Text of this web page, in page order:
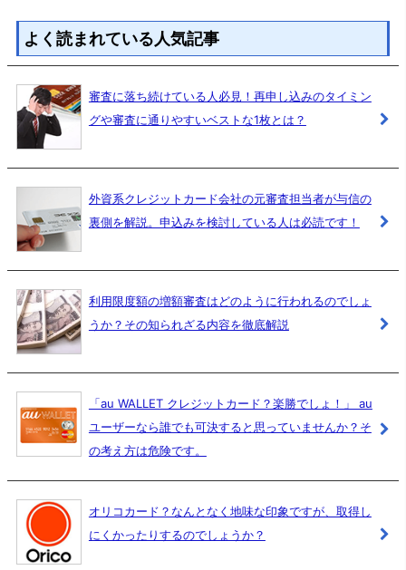
よく読まれている人気記事
審査に落ち続けている人必見！再申し込みのタイミン
グや審査に通りやすいベストな1枚とは？
外資系クレジットカード会社の元審査担当者が与信の
裏側を解説。申込みを検討している人は必読です！
利用限度額の増額審査はどのように行われるのでしょ
うか？その知られざる内容を徹底解説
「au WALLET クレジットカード？楽勝でしょ！」 au
ユーザーなら誰でも可決すると思っていませんか？そ
の考え方は危険です。
オリコカード？なんとなく地味な印象ですが、取得し
にくかったりするのでしょうか？